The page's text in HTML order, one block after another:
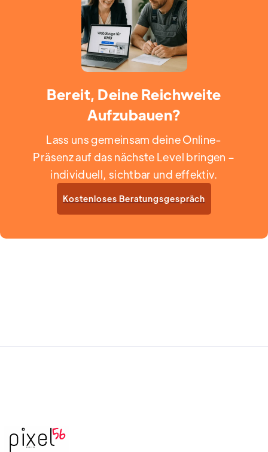
Bereit, Deine Reichweite
Aufzubauen?
Lass uns gemeinsam deine Online-
Präsenz auf das nächste Level bringen –
individuell, sichtbar und effektiv.
Kostenloses Beratungsgespräch